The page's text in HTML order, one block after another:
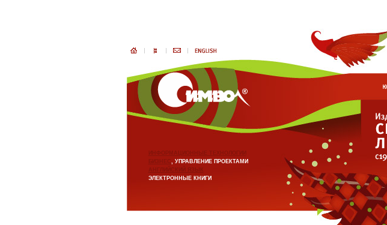
ИНФОРМАЦИОННЫЕ ТЕХНОЛОГИИ
БИЗНЕС, УПРАВЛЕНИЕ ПРОЕКТАМИ
АНГЛИЙСКИЙ ЯЗЫК
ЭЛЕКТРОННЫЕ КНИГИ